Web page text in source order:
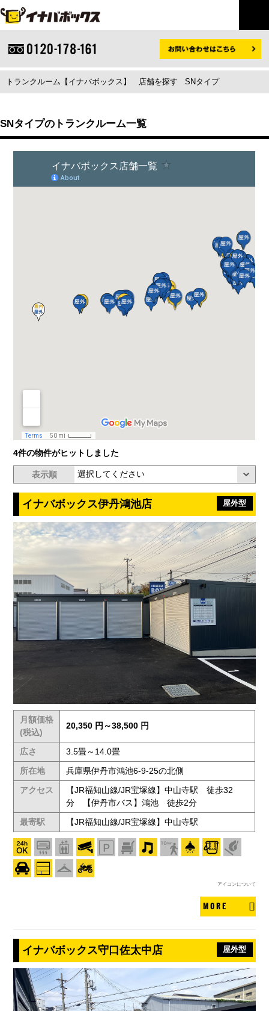
トランクルーム【イナバボックス】 店舗を探す SNタイプ
SNタイプのトランクルーム一覧
4件の物件がヒットしました
表示順
イナバボックス伊丹鴻池店 屋外型
月額価格
(税込)
20,350 円～38,500 円
広さ
3.5畳～14.0畳
所在地
兵庫県伊丹市鴻池6-9-25の北側
アクセス
【JR福知山線/JR宝塚線】中山寺駅 徒歩32
分 【伊丹市バス】鴻池 徒歩2分
最寄駅
【JR福知山線/JR宝塚線】中山寺駅
アイコンについて
MORE
イナバボックス守口佐太中店 屋外型